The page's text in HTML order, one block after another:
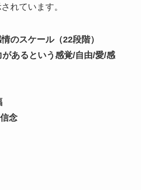
れています。
のスケール（22段階）
あるという感覚/自由/愛/感
念